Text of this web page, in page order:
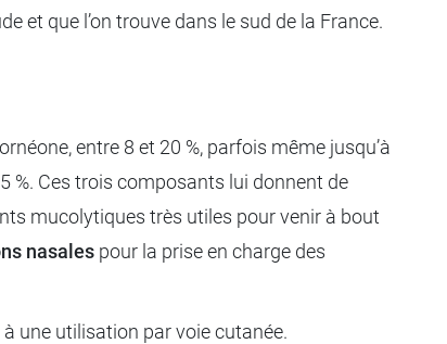
et que l’on trouve dans le sud de la France.
entre 8 et 20 %, parfois même jusqu’à
%. Ces trois composants lui donnent de
mucolytiques très utiles pour venir à bout
nasales pour la prise en charge des
une utilisation par voie cutanée.